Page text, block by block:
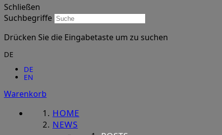
Schließen
Suchbegriffe
Drücken Sie die Eingabetaste um zu suchen
DE
DE
EN
Warenkorb
HOME
NEWS